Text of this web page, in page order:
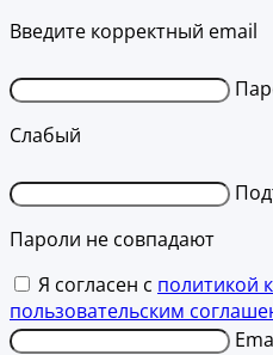
Введите корректный email
Слабый
Пароли не совпадают
Я согласен с политикой
пользовательским